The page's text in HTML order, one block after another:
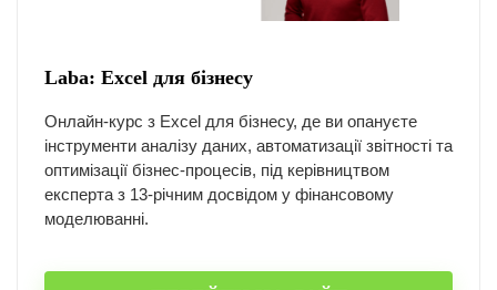
Laba: Excel для бізнесу
Онлайн-курс з Excel для бізнесу, де ви опануєте
інструменти аналізу даних, автоматизації звітності та
оптимізації бізнес-процесів, під керівництвом
експерта з 13-річним досвідом у фінансовому
моделюванні.